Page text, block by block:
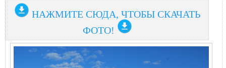
НАЖМИТЕ СЮДА, ЧТОБЫ СКАЧАТЬ
ФОТО!